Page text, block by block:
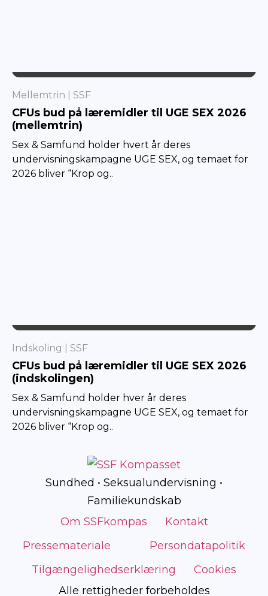
Mellemtrin SSF
CFUs bud på læremidler til UGE SEX 2026
(mellemtrin)
SSF
Sex & Samfund holder hvert år deres
undervisningskampagne UGE SEX, og temaet for
2026 bliver “Krop og..
Indskoling SSF
CFUs bud på læremidler til UGE SEX 2026
(indskolingen)
SSF
Sex & Samfund holder hver år deres
undervisningskampagne UGE SEX, og temaet for
2026 bliver “Krop og..
Sundhed • Seksualundervisning •
Familiekundskab
Om SSFkompas
Kontakt
Pressemateriale
Persondatapolitik
Tilgængelighedserklæring
Cookies
Alle rettigheder forbeholdes